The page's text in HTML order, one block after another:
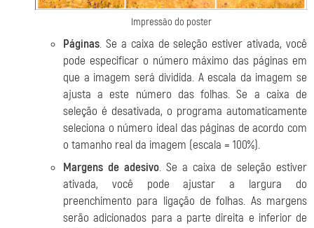
Impressão do poster
Páginas. Se a caixa de seleção estiver ativada, você
pode especificar o número máximo das páginas em
que a imagem será dividida. A escala da imagem se
ajusta a este número das folhas. Se a caixa de
seleção é desativada, o programa automaticamente
seleciona o número ideal das páginas de acordo com
o tamanho real da imagem (escala = 100%).
Margens de adesivo. Se a caixa de seleção estiver
ativada, você pode ajustar a largura do
preenchimento para ligação de folhas. As margens
serão adicionados para a parte direita e inferior de